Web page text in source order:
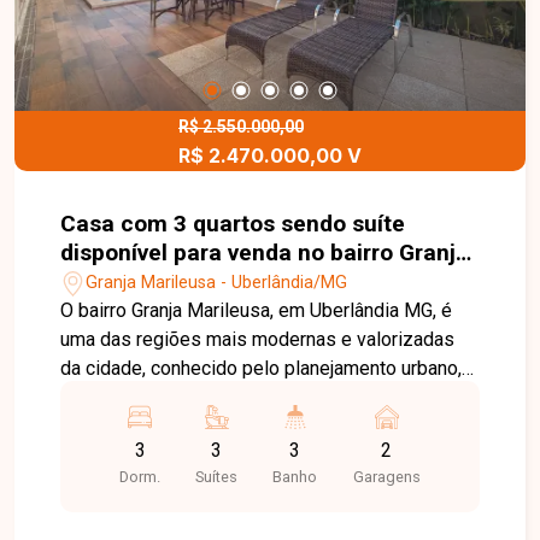
modernidade e praticidade. Entre em contato para
mais informações e agende sua visita.
R$ 2.550.000,00
R$ 2.470.000,00 V
Casa com 3 quartos sendo suíte
disponível para venda no bairro Granja
Marileusa em Uberlândia-MG
Granja Marileusa - Uberlândia/MG
O bairro Granja Marileusa, em Uberlândia MG, é
uma das regiões mais modernas e valorizadas
da cidade, conhecido pelo planejamento urbano,
acesso a importantes pontos, oferecendo
qualidade de vida e praticidade. Casa de alto
padrão em condomínio fechado, com terreno de
3
Dorm.
3
Suítes
3
Banho
2
Garagens